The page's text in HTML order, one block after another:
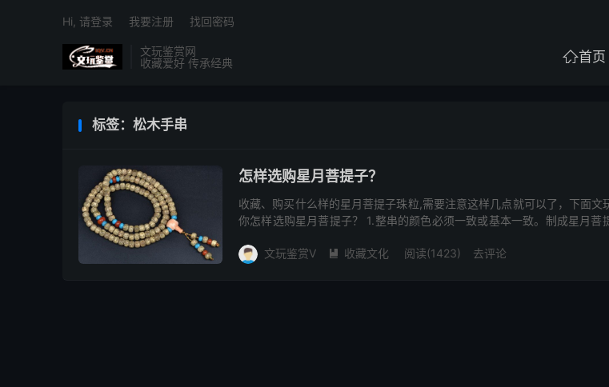
文玩鉴赏网
收藏爱好 传承经典
首页
Hi, 请登录 我要注册 找回密码
标签：松木手串
怎样选购星月菩提子？
收藏、购买什么样的星月菩提子珠粒,需要注意这样几点就可以了，下面文
你怎样选购星月菩提子？ 1.整串的颜色必须一致或基本一致。制成星月菩
文玩鉴赏V  收藏文化 阅读(1423) 去评论